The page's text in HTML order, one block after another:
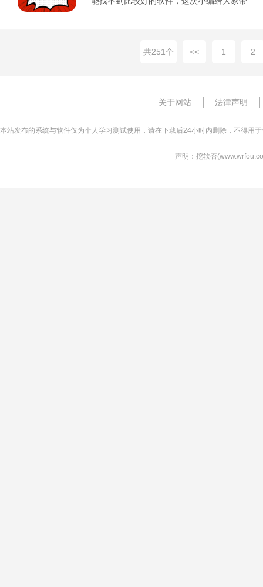
共251个 << 1 2
关于网站 法律声明
本站发布的系统与软件仅为个人学习测试使用，请在下载后24小时内删除，不得用
声明：挖软否